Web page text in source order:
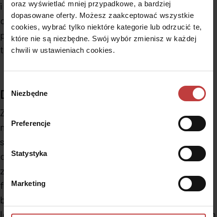
oraz wyświetlać mniej przypadkowe, a bardziej
dopasowane oferty. Możesz zaakceptować wszystkie
cookies, wybrać tylko niektóre kategorie lub odrzucić te,
które nie są niezbędne. Swój wybór zmienisz w każdej
chwili w ustawieniach cookies.
zgody
Niezbędne
Preferencje
Statystyka
Marketing
i edukacyjnych. Budujemy w prestiżowych
dzielnicach Warszawy, miejscach o wysokim
potencjale rozwoju i otoczeniu sprzyjającemu
tworzeniu bezpiecznej przestrzeni do życia.
Dlaczego mieszkanie 45m2 od Dantex?
Zależy nam na wysokim komforcie użytkowania
nieruchomości, dlatego dokładamy wszelkich
starań, aby każde mieszkanie w naszej ofercie
odznaczało się przemyślanym układem i
zapewniało możliwość ergonomicznej i
funkcjonalnej aranżacji przestrzeni. Dostępne w
budynku udogodnienia w postaci komórek
lokatorskich czy dedykowanych miejsc garażowych